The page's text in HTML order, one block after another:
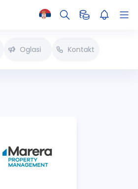
Oglasi Kontakt